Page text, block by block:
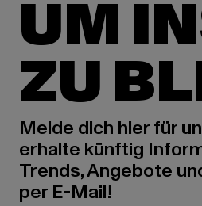
UM
ZU
Melde dich hier für
erhalte künftig
Trends, Angebote
per E-Mail!